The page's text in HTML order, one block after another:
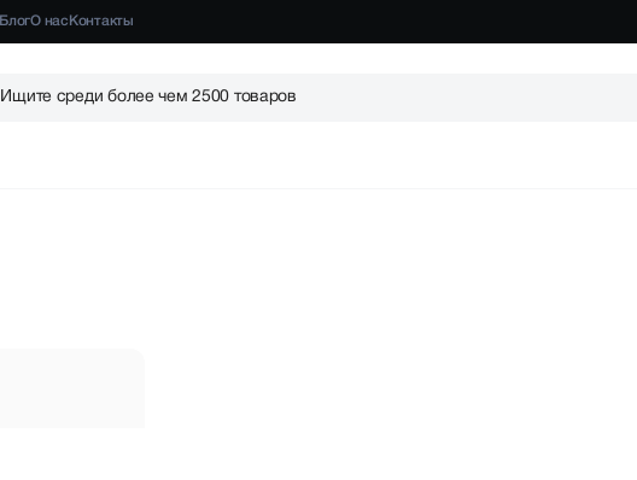
БлогО нас Контакты
Ищите среди более чем 2500 товаров